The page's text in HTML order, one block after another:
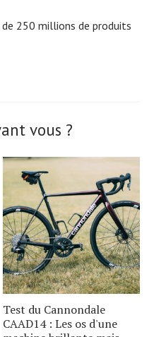
250 millions de produits
vous ?
Test du Cannondale
CAAD14 : Les os d'une